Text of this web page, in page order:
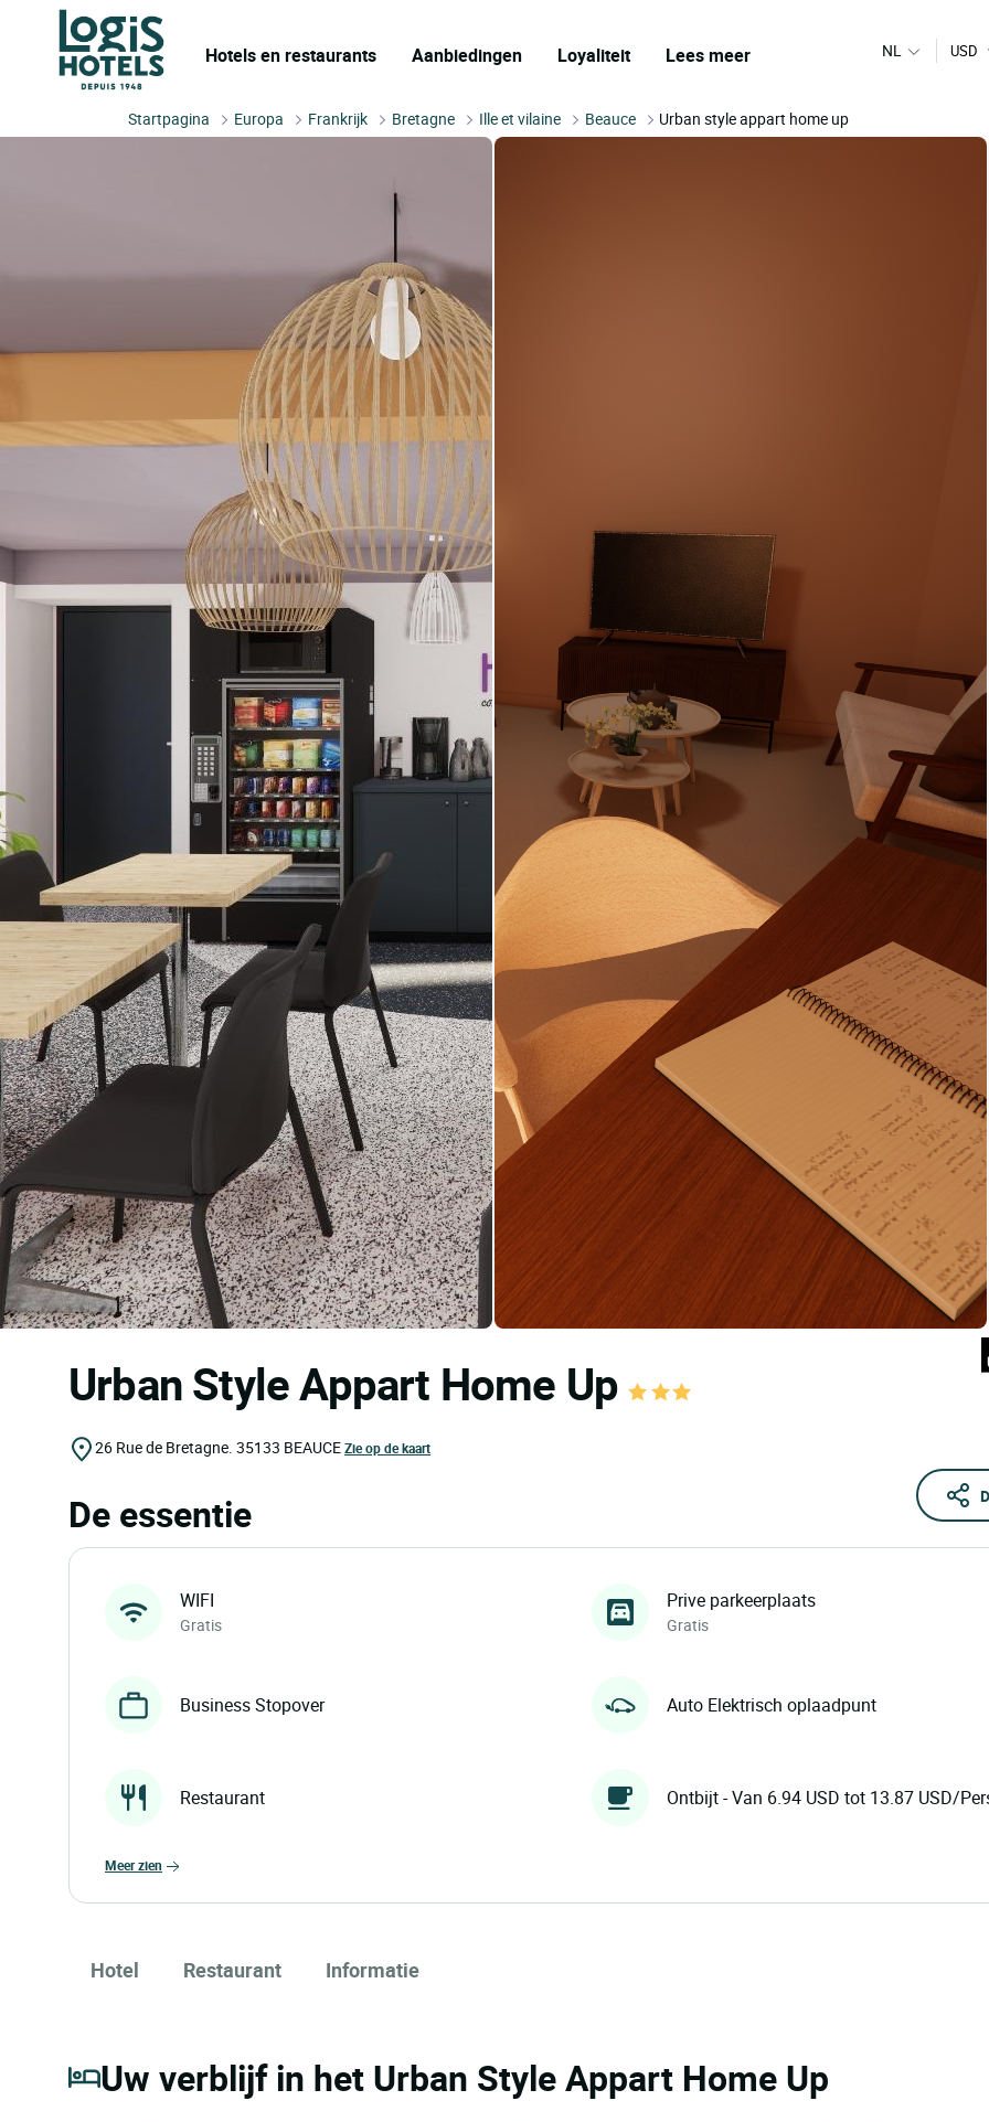
Hotels en restaurants Aanbiedingen Loyaliteit Lees meer NL USD
Startpagina Europa Frankrijk Bretagne Ille et vilaine Beauce Urban style appart home up
Urban Style Appart Home Up
26 Rue de Bretagne. 35133 BEAUCEZie op de kaart
De essentie
WIFI
Gratis
Prive parkeerplaats
Gratis
Business Stopover Auto Elektrisch oplaadpunt
Restaurant Ontbijt - Van 6.94 USD tot 13.87 USD/
meer zien
Hotel Restaurant Informatie
Uw verblijf in het Urban Style Appart Home Up